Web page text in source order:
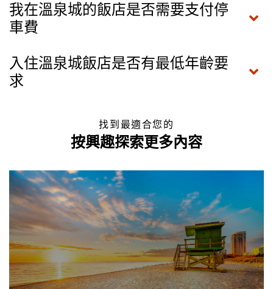
我在溫泉城的飯店是否需要支付停
車費
入住溫泉城飯店是否有最低年齡要
求
找到最適合您的
按興趣探索更多內容